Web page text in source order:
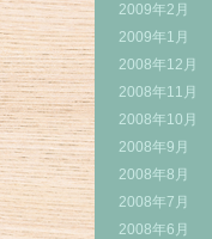
2009年2月
2009年1月
2008年12月
2008年11月
2008年10月
2008年9月
2008年8月
2008年7月
2008年6月